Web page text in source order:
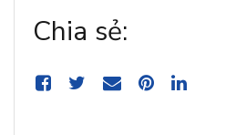
Chia sẻ: